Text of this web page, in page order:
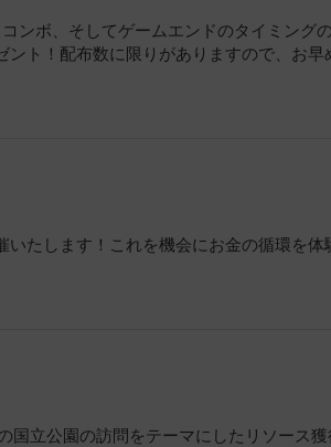
ンボ、そしてゲームエンドのタイミング
ト！配布数に限りがありますので、お早
たします！これを機会にお金の循環を体
国立公園の訪問をテーマにしたリソース